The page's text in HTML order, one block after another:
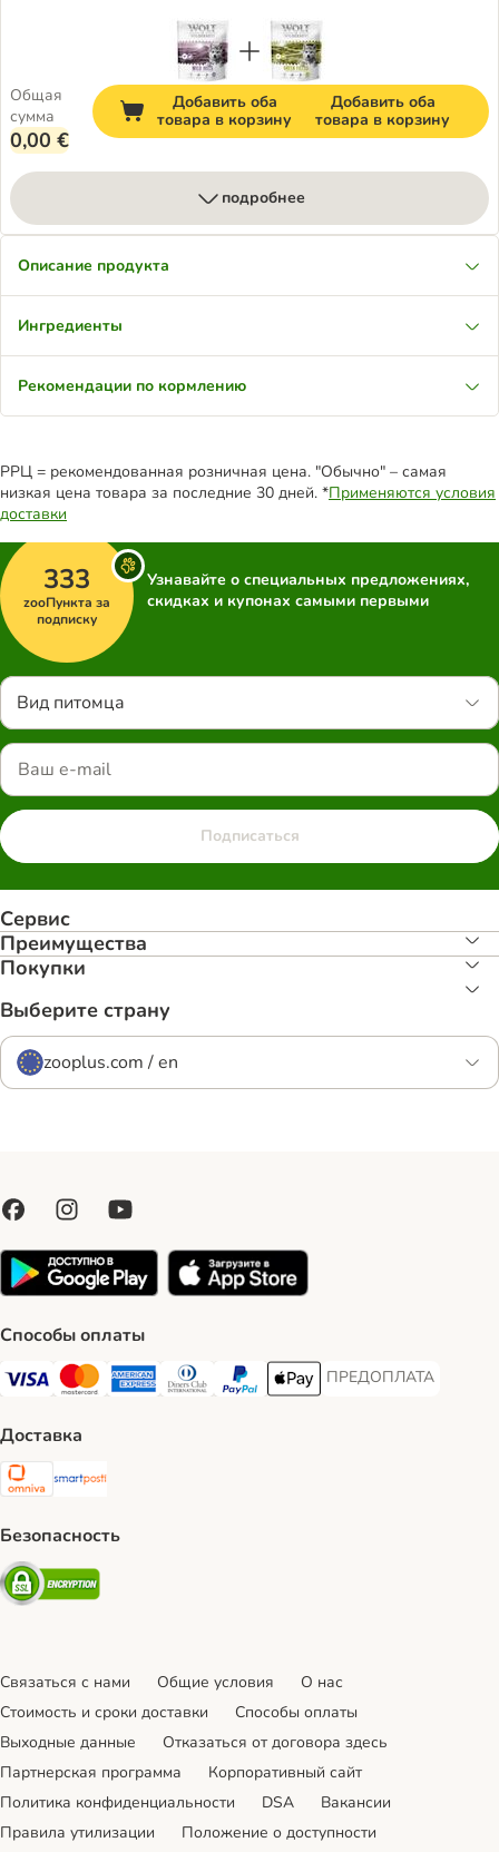
Общая
сумма
0,00 €
Добавить оба
товара в корзину
Добавить оба
товара в корзину
подробнее
Описание продукта
Ингредиенты
Рекомендации по кормлению
РРЦ = рекомендованная розничная цена. "Обычно" – самая
низкая цена товара за последние 30 дней. *Применяются условия
доставки
333
zooПункта за
подписку
Узнавайте о специальных предложениях,
скидках и купонах самыми первыми
Вид питомца
Подписаться
Сервис
Преимуществa
Покупки
Выберите страну
zooplus.com / en
Способы оплаты
Visa Payment Method
Mastercard Payment Method
American Express Payment Method
Diners Club Payment Method
PayPal Payment Method
Apple Pay Payment Method
ПРЕДОПЛАТА
ПРЕДОПЛАТА
Доставка
Omniva Shipping Method
SmartPosti Shipping Method
Безопасность
Security
Связаться с нами Общие условия
О нас
Стоимость и сроки доставки
Cпособы оплаты
Выходные данные
Отказаться от договора здесь
Партнерская программа
Корпоративный сайт
Политика конфиденциальности
DSA
Вакансии
Правила утилизации
Положение о доступности